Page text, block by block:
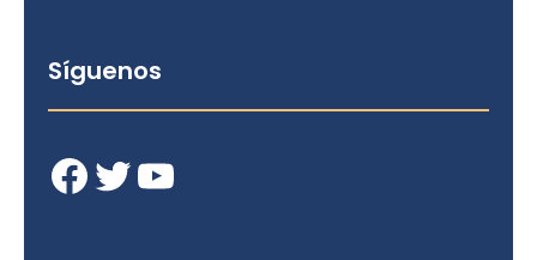
Síguenos
Facebook Twitter YouTube